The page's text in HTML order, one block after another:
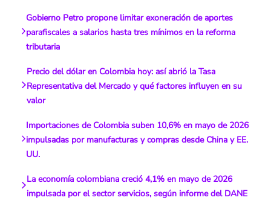
Gobierno Petro propone limitar exoneración de aportes
parafiscales a salarios hasta tres mínimos en la reforma
tributaria
Precio del dólar en Colombia hoy: así abrió la Tasa
Representativa del Mercado y qué factores influyen en su
valor
Importaciones de Colombia suben 10,6% en mayo de 2026
impulsadas por manufacturas y compras desde China y EE.
UU.
La economía colombiana creció 4,1% en mayo de 2026
impulsada por el sector servicios, según informe del DANE